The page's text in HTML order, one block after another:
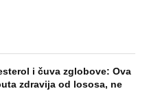
i čuva zglobove: Ova
zdravija od lososa, ne